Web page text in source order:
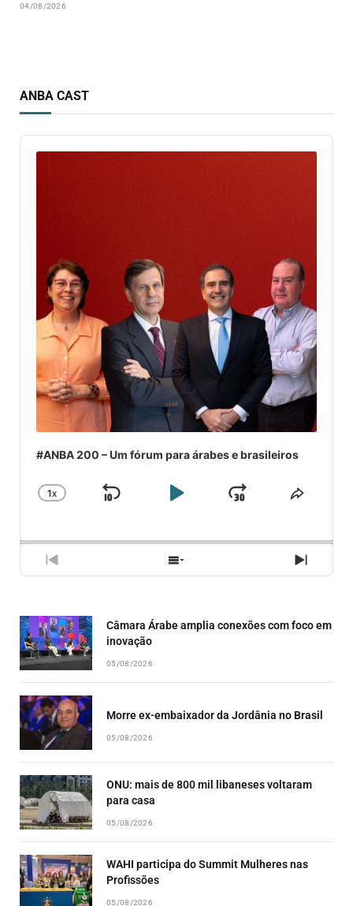
04/08/2026
ANBA CAST
Audio
Player
#ANBA 200 – Um fórum para árabes e brasileiros
CHANGE
1X
SKIP
PLAYJUMP
PREVIOUS
EPISODE
SHOW
EPISODES
NEXT
Câmara Árabe amplia conexões com foco em
inovação
05/08/2026
Morre ex-embaixador da Jordânia no Brasil
05/08/2026
ONU: mais de 800 mil libaneses voltaram
para casa
05/08/2026
WAHI participa do Summit Mulheres nas
Profissões
05/08/2026